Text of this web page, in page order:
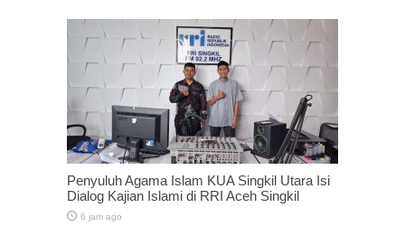
Penyuluh Agama Islam KUA Singkil Utara Isi
Dialog Kajian Islami di RRI Aceh Singkil
6 jam ago